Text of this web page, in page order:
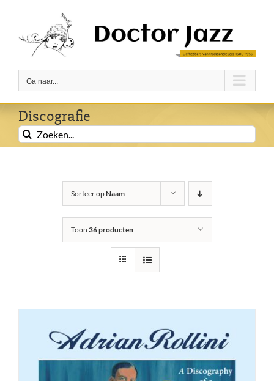
inhoud
Ga naar...
Discografie
Zoeken
naar:
Sorteer opNaam
Toon 36 producten